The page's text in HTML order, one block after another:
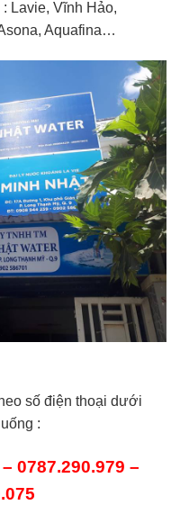
Lavie, Vĩnh Hảo,
Aquafina…
số điện thoại dưới
:
0787.290.979 –